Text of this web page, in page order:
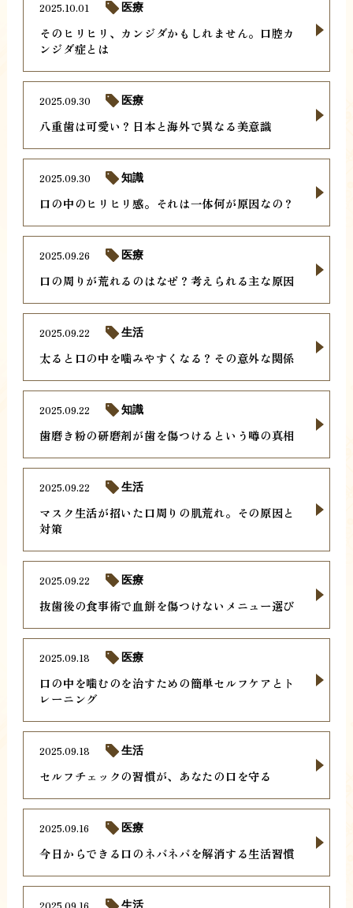
そのヒリヒリ、カンジダかもしれません。口腔カ
ンジダ症とは
2025.10.01 医療
八重歯は可愛い？日本と海外で異なる美意識
2025.09.30 医療
口の中のヒリヒリ感。それは一体何が原因なの？
2025.09.30 知識
口の周りが荒れるのはなぜ？考えられる主な原因
2025.09.26 医療
太ると口の中を噛みやすくなる？その意外な関係
2025.09.22 生活
歯磨き粉の研磨剤が歯を傷つけるという噂の真相
2025.09.22 知識
マスク生活が招いた口周りの肌荒れ。その原因と
対策
2025.09.22 生活
抜歯後の食事術で血餅を傷つけないメニュー選び
2025.09.22 医療
口の中を噛むのを治すための簡単セルフケアとト
レーニング
2025.09.18 医療
セルフチェックの習慣が、あなたの口を守る
2025.09.18 生活
今日からできる口のネバネバを解消する生活習慣
2025.09.16 医療
生活